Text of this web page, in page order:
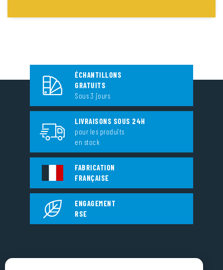
ÉCHANTILLONS
GRATUITS
Sous 3 jours
LIVRAISONS SOUS 24H
pour les produits
en stock
FABRICATION
FRANÇAISE
ENGAGEMENT
RSE